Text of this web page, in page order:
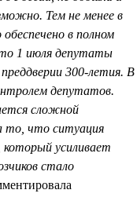
Тем не менее в
в полном
1 июля депутаты
300-летия. В
депутатов.
сложной
то, что ситуация
который усиливает
стало